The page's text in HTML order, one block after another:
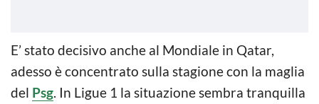
E’ stato decisivo anche al Mondiale in Qatar,
adesso è concentrato sulla stagione con la maglia
del Psg. In Ligue 1 la situazione sembra tranquilla